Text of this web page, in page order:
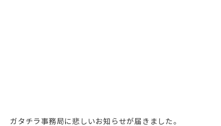
ガタチラ事務局に悲しいお知らせが届きました。